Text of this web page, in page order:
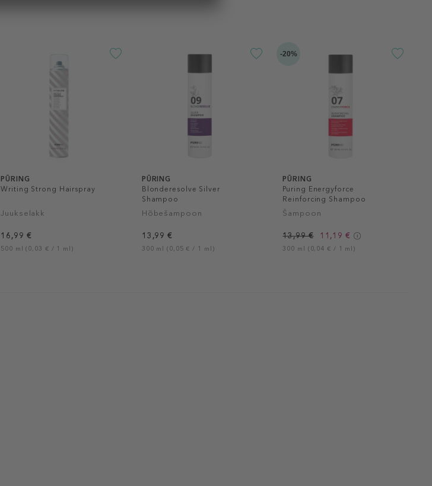
PŪRING
Writing Strong Hairspray
Juukselakk
16,99 €
500 ml (0,03 € / 1 ml)
PŪRING
Blonderesolve Silver
Shampoo
Hõbešampoon
13,99 €
300 ml (0,05 € / 1 ml)
-20%
PŪRING
Puring Energyforce
Reinforcing Shampoo
Šampoon
13,99 € 11,19 €
300 ml (0,04 € / 1 ml)